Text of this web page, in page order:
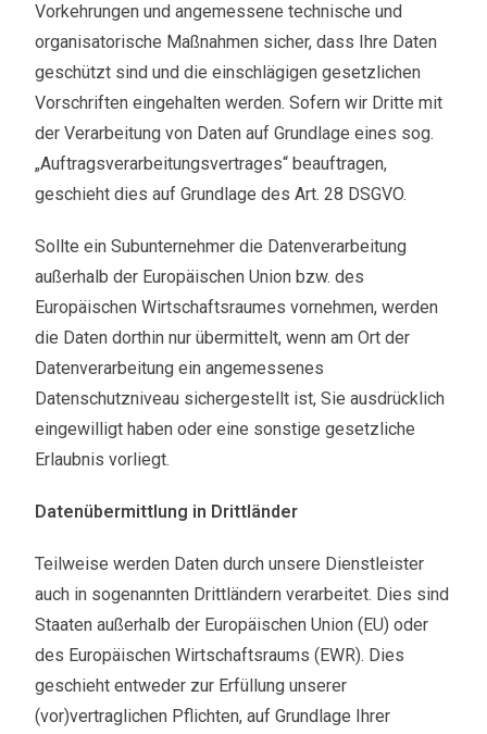
Vorkehrungen und angemessene technische und
organisatorische Maßnahmen sicher, dass Ihre Daten
geschützt sind und die einschlägigen gesetzlichen
Vorschriften eingehalten werden. Sofern wir Dritte mit
der Verarbeitung von Daten auf Grundlage eines sog.
„Auftragsverarbeitungsvertrages“ beauftragen,
geschieht dies auf Grundlage des Art. 28 DSGVO.
Sollte ein Subunternehmer die Datenverarbeitung
außerhalb der Europäischen Union bzw. des
Europäischen Wirtschaftsraumes vornehmen, werden
die Daten dorthin nur übermittelt, wenn am Ort der
Datenverarbeitung ein angemessenes
Datenschutzniveau sichergestellt ist, Sie ausdrücklich
eingewilligt haben oder eine sonstige gesetzliche
Erlaubnis vorliegt.
Datenübermittlung in Drittländer
Teilweise werden Daten durch unsere Dienstleister
auch in sogenannten Drittländern verarbeitet. Dies sind
Staaten außerhalb der Europäischen Union (EU) oder
des Europäischen Wirtschaftsraums (EWR). Dies
geschieht entweder zur Erfüllung unserer
(vor)vertraglichen Pflichten, auf Grundlage Ihrer